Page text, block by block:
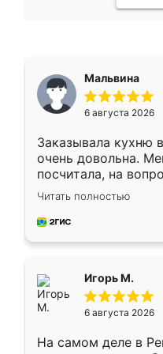
Мальвина
6 августа 2026
Заказывала кухню
очень довольна.
посчитала, на
Замерщик приехал
делу со всей
за день, ребята
Читать полностью
Игорь М.
6 августа 2026
На самом деле в